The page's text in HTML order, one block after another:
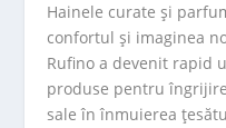
Hainele curate și
confortul și imaginea
Rufino a devenit rapid
produse pentru
sale în înmuierea